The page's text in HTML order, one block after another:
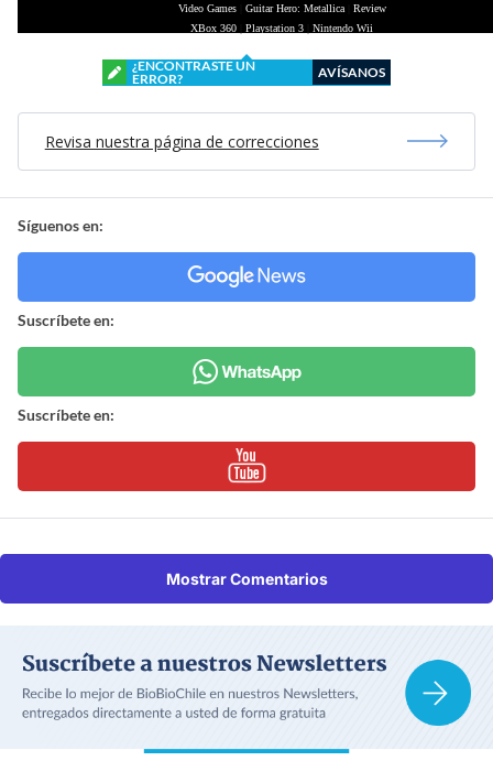
Video Games| Guitar Hero: Metallica| Review
XBox 360
Playstation 3 Nintendo Wii
¿ENCONTRASTE UN
ERROR?
AVÍSANOS
Revisa nuestra página de correcciones
Síguenos en:
Suscríbete en:
Suscríbete en:
Mostrar Comentarios